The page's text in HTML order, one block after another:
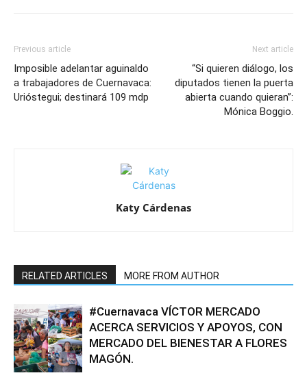
Previous article
Imposible adelantar aguinaldo
a trabajadores de Cuernavaca:
Urióstegui; destinará 109 mdp
Next article
“Si quieren diálogo, los
diputados tienen la puerta
abierta cuando quieran”:
Mónica Boggio.
Katy Cárdenas
RELATED ARTICLES MORE FROM AUTHOR
#Cuernavaca VÍCTOR MERCADO
ACERCA SERVICIOS Y APOYOS, CON
MERCADO DEL BIENESTAR A FLORES
MAGÓN.